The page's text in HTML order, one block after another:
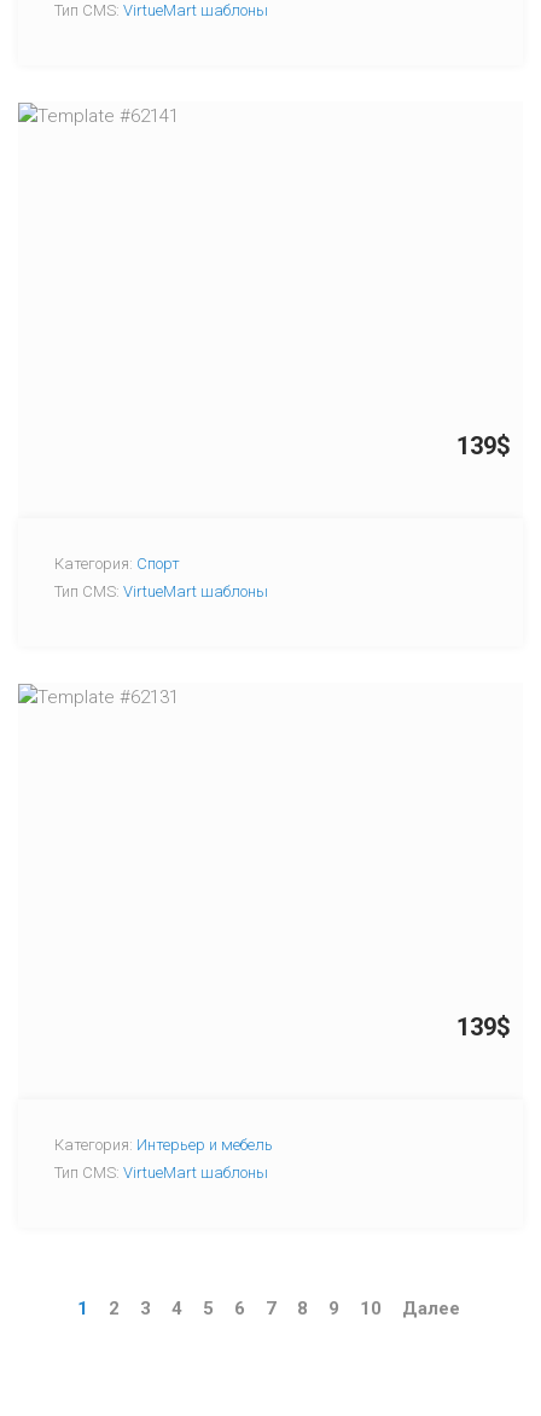
Тип CMS: VirtueMart шаблоны
139$
Категория: Спорт
Тип CMS: VirtueMart шаблоны
139$
Категория: Интерьер и мебель
Тип CMS: VirtueMart шаблоны
1 2 3 4 5 6 7 8 9 10 Далее